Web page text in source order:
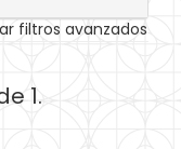
filtros avanzados
1.